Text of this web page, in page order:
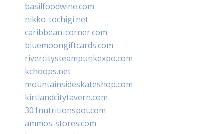
basilfoodwine.com
nikko-tochigi.net
caribbean-corner.com
bluemoongiftcards.com
rivercitysteampunkexpo.com
kchoops.net
mountainsideskateshop.com
kirtlandcitytavern.com
301nutritionspot.com
ammos-stores.com